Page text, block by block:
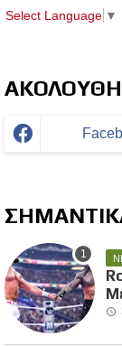
Select Language ▼